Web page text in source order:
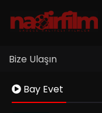
Bize Ulaşın
Bay Evet